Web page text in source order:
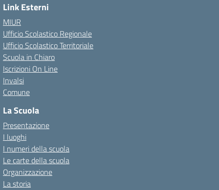
Link Esterni
MIUR
Ufficio Scolastico Regionale
Ufficio Scolastico Territoriale
Scuola in Chiaro
Iscrizioni On Line
Invalsi
Comune
La Scuola
Presentazione
I luoghi
I numeri della scuola
Le carte della scuola
Organizzazione
La storia